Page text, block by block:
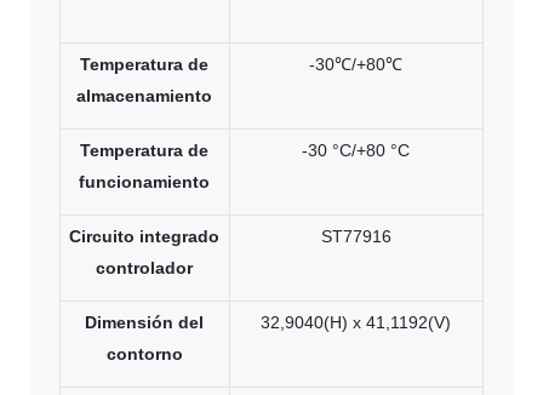
Temperatura de
almacenamiento
-30℃/+80℃
Temperatura de
funcionamiento
-30 °C/+80 °C
Circuito integrado
controlador
ST77916
Dimensión del
contorno
32,9040(H) x 41,1192(V)